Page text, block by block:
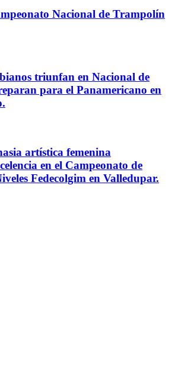
Nacional de Trampolín
triunfan en Nacional de
para el Panamericano en
artística femenina
en el Campeonato de
Fedecolgim en Valledupar.